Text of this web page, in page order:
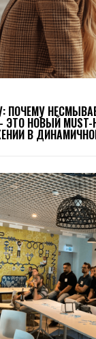
ПОЧЕМУ
НОВЫЙ MUST-
В